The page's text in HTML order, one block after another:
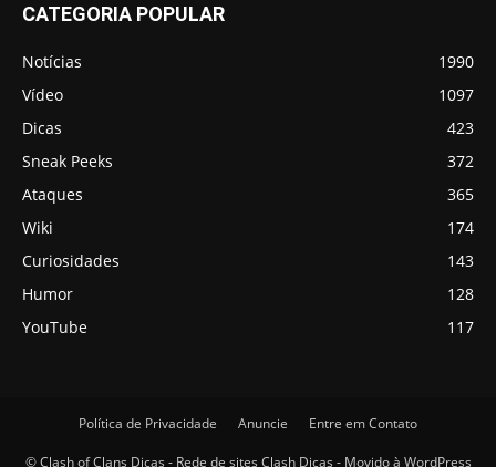
CATEGORIA POPULAR
Notícias
1990
Vídeo
1097
Dicas
423
Sneak Peeks
372
Ataques
365
Wiki
174
Curiosidades
143
Humor
128
YouTube
117
Política de Privacidade Anuncie Entre em Contato
© Clash of Clans Dicas - Rede de sites Clash Dicas - Movido à WordPress